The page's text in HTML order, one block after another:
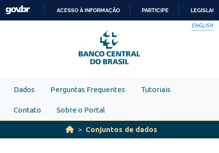
Skip to main content
PARA
O
CONTEÚDO
ACESSO À INFORMAÇÃO PARTICIPE
ENGLISH
Dados Perguntas Frequentes Tutoriais
Contato Sobre o Portal
Conjuntos de dados